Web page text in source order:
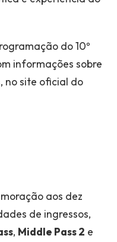
do 10º
informações sobre
no site oficial do
aos dez
de ingressos,
, Middle Pass 2 e